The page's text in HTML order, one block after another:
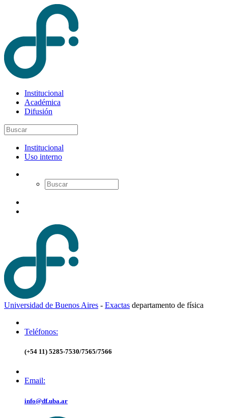
Institucional
Académica
Difusión
Institucional
Uso interno
Universidad de Buenos Aires - Exactas departamento de física
Teléfonos:
(+54 11) 5285-7530/7565/7566
Email:
info@df.uba.ar